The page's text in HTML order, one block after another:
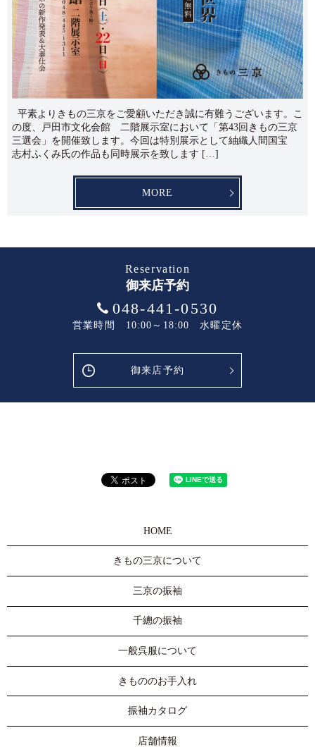
平素よりきもの三京をご愛顧いただき誠に有難うございます。こ
の度、戸田市文化会館 二階展示室において「第43回きもの三京
三選会」を開催致します。今回は特別展示として紬織人間国宝
志村ふくみ氏の作品も同時展示を致します […]
MORE
Reservation
御来店予約
048-441-0530
営業時間 10:00～18:00 水曜定休
御来店予約
HOME
きもの三京について
三京の振袖
千總の振袖
一般呉服について
きもののお手入れ
振袖カタログ
店舗情報